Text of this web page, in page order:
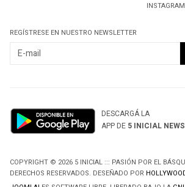
INSTAGRAM
REGÍSTRESE EN NUESTRO NEWSLETTER
DESCARGÁ LA
APP DE 5 INICIAL NEWS
COPYRIGHT © 2026 5 INICIAL ::: PASIÓN POR EL
DERECHOS RESERVADOS. DESEÑADO POR